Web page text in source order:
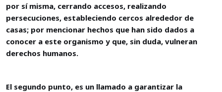
por sí misma, cerrando accesos, realizando
persecuciones, estableciendo cercos alrededor de
casas; por mencionar hechos que han sido dados a
conocer a este organismo y que, sin duda, vulneran
derechos humanos.
El segundo punto, es un llamado a garantizar la